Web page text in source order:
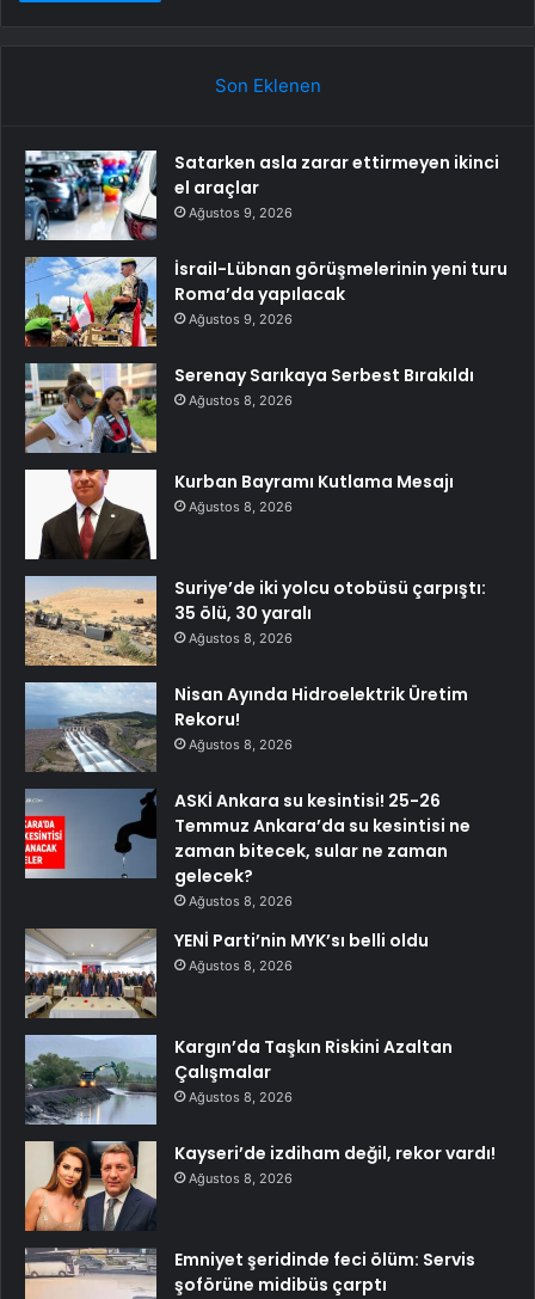
Son Eklenen
Satarken asla zarar ettirmeyen ikinci
el araçlar
Ağustos 9, 2026
İsrail-Lübnan görüşmelerinin yeni turu
Roma’da yapılacak
Ağustos 9, 2026
Serenay Sarıkaya Serbest Bırakıldı
Ağustos 8, 2026
Kurban Bayramı Kutlama Mesajı
Ağustos 8, 2026
Suriye’de iki yolcu otobüsü çarpıştı:
35 ölü, 30 yaralı
Ağustos 8, 2026
Nisan Ayında Hidroelektrik Üretim
Rekoru!
Ağustos 8, 2026
ASKİ Ankara su kesintisi! 25-26
Temmuz Ankara’da su kesintisi ne
zaman bitecek, sular ne zaman
gelecek?
Ağustos 8, 2026
YENİ Parti’nin MYK’sı belli oldu
Ağustos 8, 2026
Kargın’da Taşkın Riskini Azaltan
Çalışmalar
Ağustos 8, 2026
Kayseri’de izdiham değil, rekor vardı!
Ağustos 8, 2026
Emniyet şeridinde feci ölüm: Servis
şoförüne midibüs çarptı